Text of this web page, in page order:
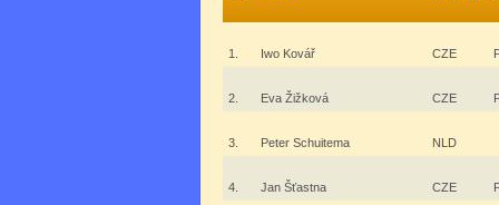
1. Iwo Kovář CZE
2. Eva Žižková CZE
3. Peter Schuitema NLD
4. Jan Šťastna CZE